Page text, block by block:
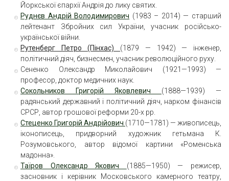
Йоркської єпархії Андрія до лику святих.
Руднєв Андрій Володимирович (1983 – 2014) — старший
лейтенант Збройних сил України, учасник російсько-
української війни.
Рутенберг Петро (Пінхас) (1879 — 1942) — інженер,
політичний діяч, бизнесмен, учасник революційного руху.
Сененко Олександр Миколайович (1921—1993) —
професор, доктор медичних наук.
Сокольников Григорій Яковлевич (1888—1939) —
радянський державний і політичний діяч, нарком фінансів
СРСР, автор грошової реформи 20-х рр.
Стеценко Григорій Андрійович (1710—1781) — живописець,
іконописець, придворний художник гетьмана К.
Розумовського, автор відомої картини «Роменська
мадонна».
Таїров Олександр Якович (1885—1950) — режисер,
засновник і керівник Московського камерного театру,